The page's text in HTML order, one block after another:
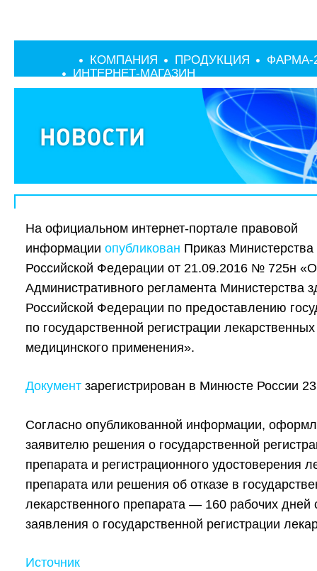
КОМПАНИЯ ПРОДУКЦИЯ
ФАРМА-
ИНТЕРНЕТ-МАГАЗИН
На официальном интернет-портале правовой
информации опубликован Приказ
Российской Федерации от 21.09.2016 № 725н
Административного регламента Министерства
Российской Федерации по предоставлению
по государственной регистрации
медицинского применения».
Документ зарегистрирован в Минюсте России
Согласно опубликованной информации,
заявителю решения о государственной
препарата и регистрационного удостоверения
препарата или решения об отказе в
лекарственного препарата — 160 рабочих дней
заявления о государственной регистрации
Источник